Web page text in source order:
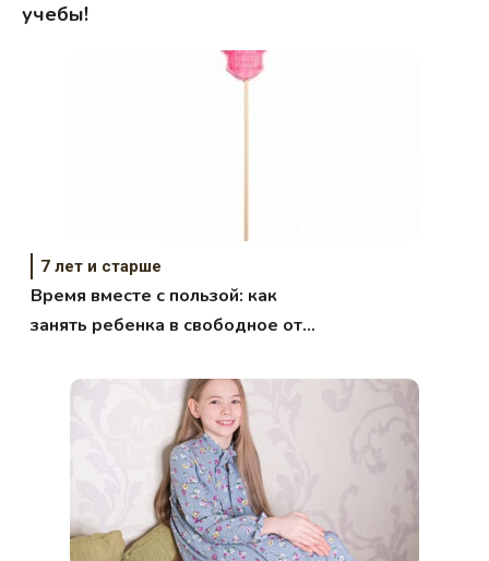
учебы!
7 лет и старше
Время вместе с пользой: как
занять ребенка в свободное от